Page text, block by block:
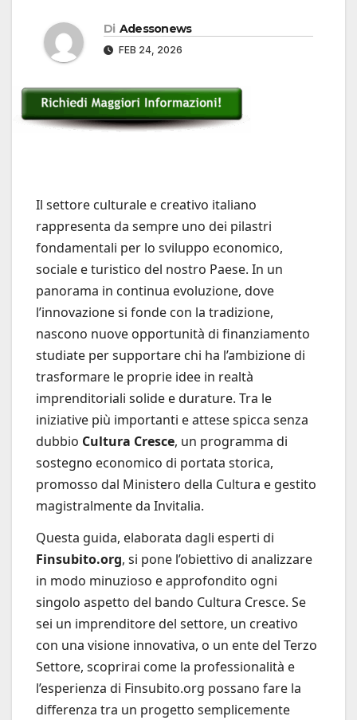
Di Adessonews
FEB 24, 2026
Il settore culturale e creativo italiano
rappresenta da sempre uno dei pilastri
fondamentali per lo sviluppo economico,
sociale e turistico del nostro Paese. In un
panorama in continua evoluzione, dove
l’innovazione si fonde con la tradizione,
nascono nuove opportunità di finanziamento
studiate per supportare chi ha l’ambizione di
trasformare le proprie idee in realtà
imprenditoriali solide e durature. Tra le
iniziative più importanti e attese spicca senza
dubbio Cultura Cresce, un programma di
sostegno economico di portata storica,
promosso dal Ministero della Cultura e gestito
magistralmente da Invitalia.
Questa guida, elaborata dagli esperti di
Finsubito.org, si pone l’obiettivo di analizzare
in modo minuzioso e approfondito ogni
singolo aspetto del bando Cultura Cresce. Se
sei un imprenditore del settore, un creativo
con una visione innovativa, o un ente del Terzo
Settore, scoprirai come la professionalità e
l’esperienza di Finsubito.org possano fare la
differenza tra un progetto semplicemente